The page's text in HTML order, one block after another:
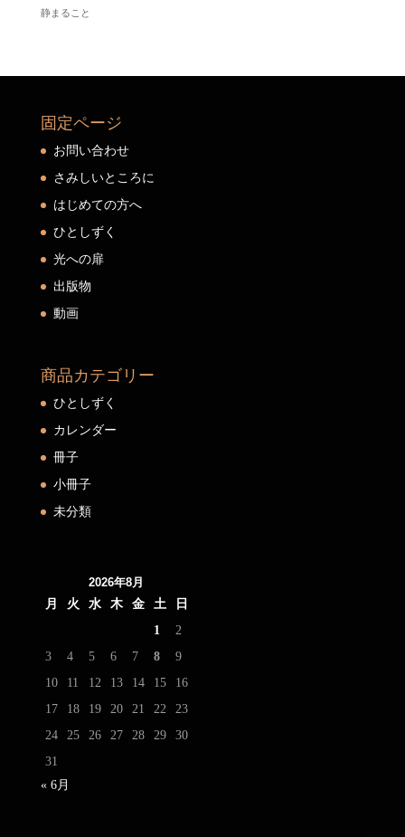
静まること
固定ページ
お問い合わせ
さみしいところに
はじめての方へ
ひとしずく
光への扉
出版物
動画
商品カテゴリー
ひとしずく
カレンダー
冊子
小冊子
未分類
2026年8月
月
火 水 木 金 土
日
1
2
3
4 5 6 7 8
9
10
11 12 13 14 15
16
17
18 19 20 21 22
23
24
25 26 27 28 29
30
31
« 6月